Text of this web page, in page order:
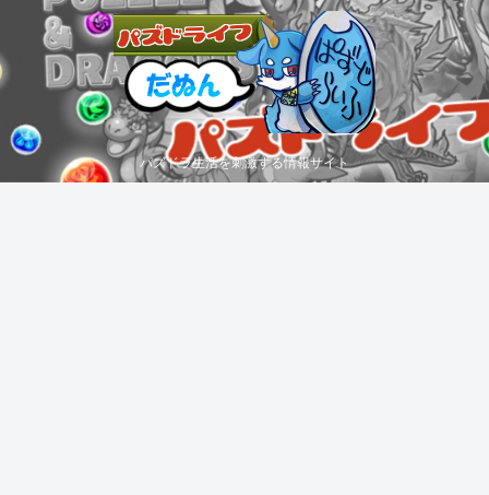
パズドラ生活を刺激する情報サイト